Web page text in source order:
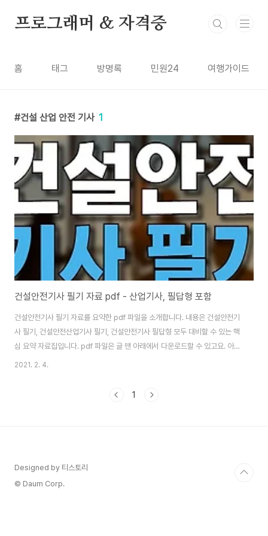
프로그래머 & 자격증
홈 태그 방명록 민원24 여행가이드
건설 산업 안전 기사 1
건설안전기사 필기 자료 pdf - 산업기사, 필답형 포함
건설안전기사 필기 자료를 요약한 pdf 파일을 소개합니다. 내용은 건설안전기
사 필기, 건설안전산업기사 필기, 건설안전기사 필답형 모두 대비할 수 있는 핵
심 요약 자료집입니다. pdf 파일은 글 맨 아래에서 다운로드할 수 있고요. 아래
는 맛보기로 확인할 수 있는 pdf 내용 중 일부입니다. 맛보기 자료 사진 7장 보
건설안전기사 필기 요약한 pdf 맛보기는 여기까지고요. 마음에 드신다면 바로
2021. 2. 4.
1
Designed by 티스토리
© Daum Corp.